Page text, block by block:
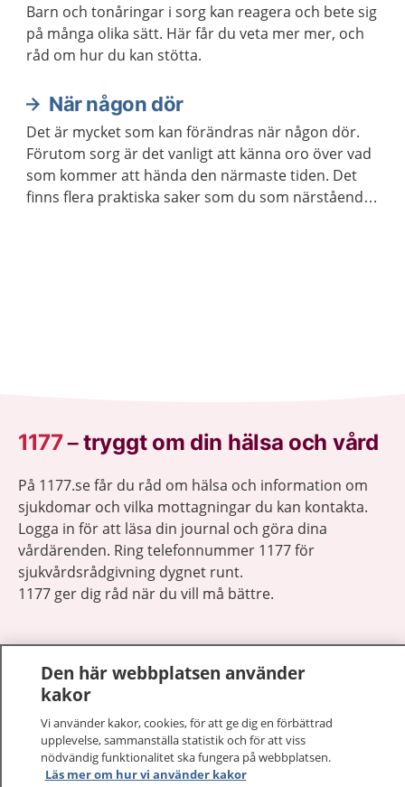
Barn och tonåringar i sorg kan reagera och bete sig
på många olika sätt. Här får du veta mer mer, och
råd om hur du kan stötta.
När någon dör
Det är mycket som kan förändras när någon dör.
Förutom sorg är det vanligt att känna oro över vad
som kommer att hända den närmaste tiden. Det
finns flera praktiska saker som du som närstående
1177–tryggt om din hälsa och vård
På 1177.se får du råd om hälsa och information om
sjukdomar och vilka mottagningar du kan kontakta.
Logga in för att läsa din journal och göra dina
vårdärenden. Ring telefonnummer 1177 för
sjukvårdsrådgivning dygnet runt.
1177 ger dig råd när du vill må bättre.
1177 på flera språk
Om 1177
Den här webbplatsen använder
kakor
Vi använder kakor, cookies, för att ge dig en förbättrad
upplevelse, sammanställa statistik och för att viss
nödvändig funktionalitet ska fungera på webbplatsen.
Läs mer om hur vi använder kakor